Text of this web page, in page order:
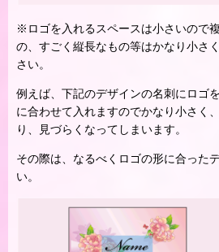
※ロゴを入れるスペースは小さいので
の、すごく縦長なもの等はかなり小さ
さい。
例えば、下記のデザインの名刺にロゴ
に合わせて入れますのでかなり小さく
り、見づらくなってしまいます。
その際は、なるべくロゴの形に合った
い。